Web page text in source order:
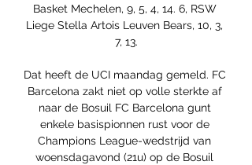
Basket Mechelen, 9, 5, 4, 14. 6, RSW
Liege Stella Artois Leuven Bears, 10, 3,
7, 13.
Dat heeft de UCI maandag gemeld. FC
Barcelona zakt niet op volle sterkte af
naar de Bosuil FC Barcelona gunt
enkele basispionnen rust voor de
Champions League-wedstrijd van
woensdagavond (21u) op de Bosuil